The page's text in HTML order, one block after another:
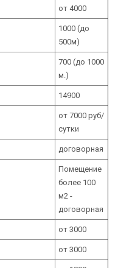
от 4000
1000 (до
500м)
700 (до 1000
м.)
14900
от 7000 руб/
сутки
договорная
Помещение
более 100
м2 -
договорная
от 3000
от 3000